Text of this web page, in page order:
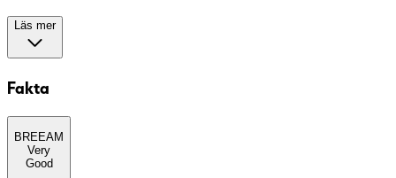
Läs mer
Fakta
BREEAM
Very
Good